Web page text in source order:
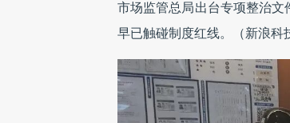
市场监管总局出台专项整治
早已触碰制度红线。（新浪科